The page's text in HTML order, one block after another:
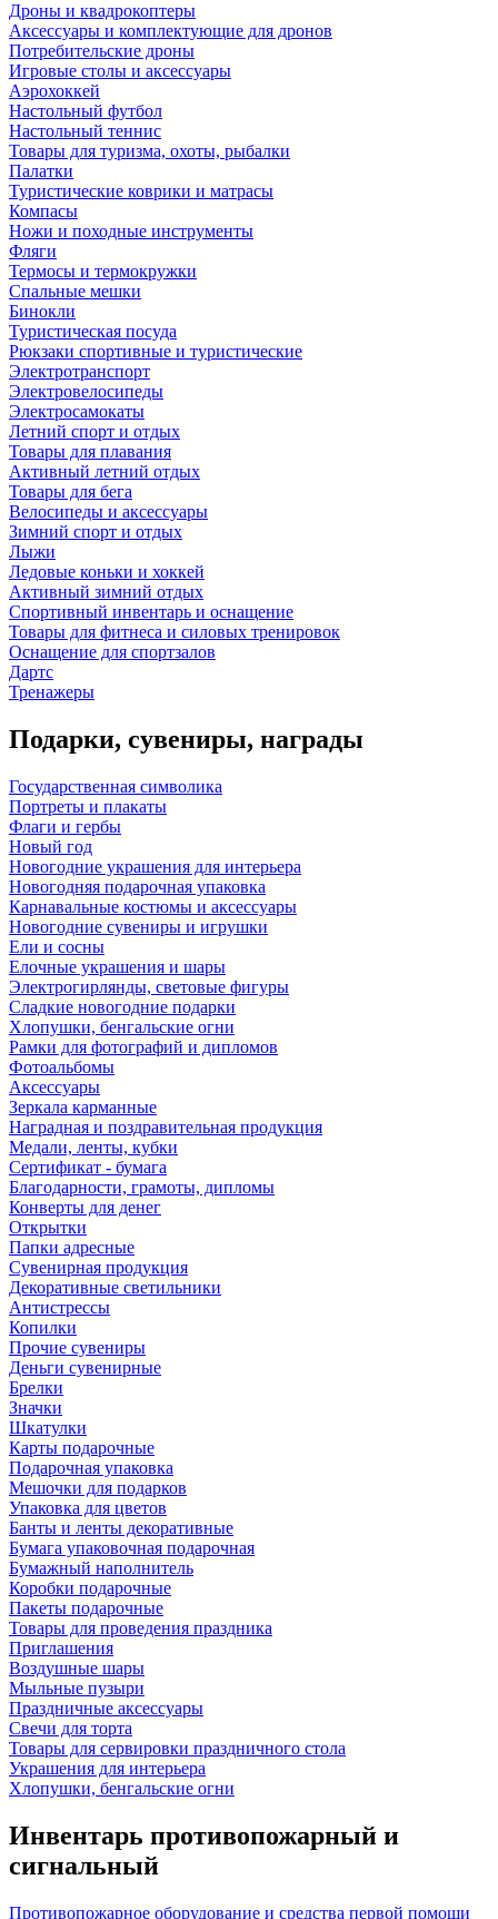
Дроны и квадрокоптеры
Аксессуары и комплектующие для дронов
Потребительские дроны
Игровые столы и аксессуары
Аэрохоккей
Настольный футбол
Настольный теннис
Товары для туризма, охоты, рыбалки
Палатки
Туристические коврики и матрасы
Компасы
Ножи и походные инструменты
Фляги
Термосы и термокружки
Спальные мешки
Бинокли
Туристическая посуда
Рюкзаки спортивные и туристические
Электротранспорт
Электровелосипеды
Электросамокаты
Летний спорт и отдых
Товары для плавания
Активный летний отдых
Товары для бега
Велосипеды и аксессуары
Зимний спорт и отдых
Лыжи
Ледовые коньки и хоккей
Активный зимний отдых
Спортивный инвентарь и оснащение
Товары для фитнеса и силовых тренировок
Оснащение для спортзалов
Дартс
Тренажеры
Подарки, сувениры, награды
Государственная символика
Портреты и плакаты
Флаги и гербы
Новый год
Новогодние украшения для интерьера
Новогодняя подарочная упаковка
Карнавальные костюмы и аксессуары
Новогодние сувениры и игрушки
Ели и сосны
Елочные украшения и шары
Электрогирлянды, световые фигуры
Сладкие новогодние подарки
Хлопушки, бенгальские огни
Рамки для фотографий и дипломов
Фотоальбомы
Аксессуары
Зеркала карманные
Наградная и поздравительная продукция
Медали, ленты, кубки
Сертификат - бумага
Благодарности, грамоты, дипломы
Конверты для денег
Открытки
Папки адресные
Сувенирная продукция
Декоративные светильники
Антистрессы
Копилки
Прочие сувениры
Деньги сувенирные
Брелки
Значки
Шкатулки
Карты подарочные
Подарочная упаковка
Мешочки для подарков
Упаковка для цветов
Банты и ленты декоративные
Бумага упаковочная подарочная
Бумажный наполнитель
Коробки подарочные
Пакеты подарочные
Товары для проведения праздника
Приглашения
Воздушные шары
Мыльные пузыри
Праздничные аксессуары
Свечи для торта
Товары для сервировки праздничного стола
Украшения для интерьера
Хлопушки, бенгальские огни
Инвентарь противопожарный и
сигнальный
Противопожарное оборудование и средства первой помощи